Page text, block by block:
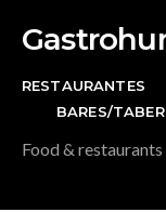
RESTAURANTES
BARES/
Food &